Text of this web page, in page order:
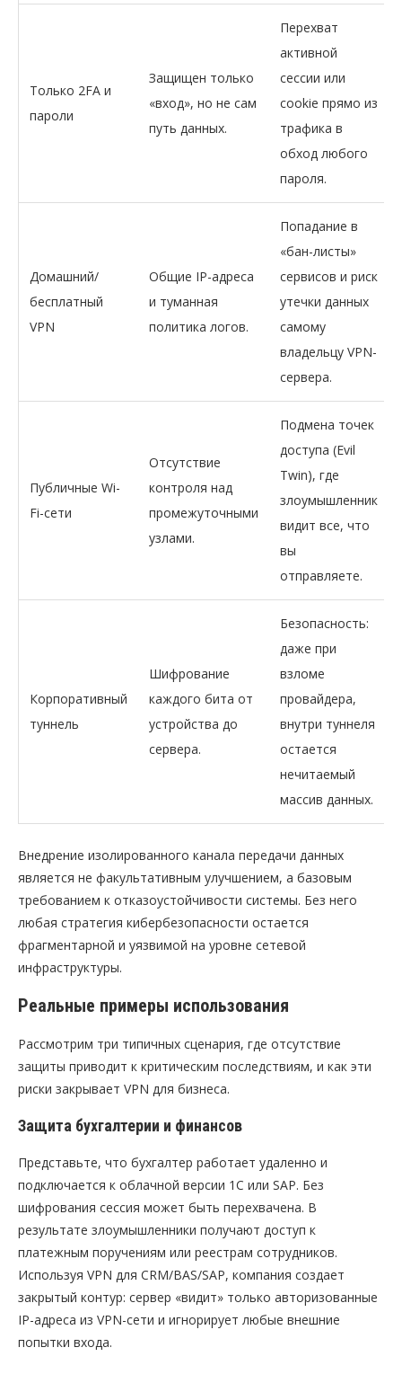
Только 2FA и
пароли
Защищен только
«вход», но не сам
путь данных.
Перехват
активной
сессии или
cookie прямо из
трафика в
обход любого
пароля.
Домашний/
бесплатный
VPN
Общие IP-адреса
и туманная
политика логов.
Попадание в
«бан-листы»
сервисов и риск
утечки данных
самому
владельцу VPN-
сервера.
Публичные Wi-
Fi-сети
Отсутствие
контроля над
промежуточными
узлами.
Подмена точек
доступа (Evil
Twin), где
злоумышленник
видит все, что
вы
отправляете.
Корпоративный
туннель
Шифрование
каждого бита от
устройства до
сервера.
Безопасность:
даже при
взломе
провайдера,
внутри туннеля
остается
нечитаемый
массив данных.
Внедрение изолированного канала передачи данных
является не факультативным улучшением, а базовым
требованием к отказоустойчивости системы. Без него
любая стратегия кибербезопасности остается
фрагментарной и уязвимой на уровне сетевой
инфраструктуры.
Реальные примеры использования
Рассмотрим три типичных сценария, где отсутствие
защиты приводит к критическим последствиям, и как эти
риски закрывает VPN для бизнеса.
Защита бухгалтерии и финансов
Представьте, что бухгалтер работает удаленно и
подключается к облачной версии 1С или SAP. Без
шифрования сессия может быть перехвачена. В
результате злоумышленники получают доступ к
платежным поручениям или реестрам сотрудников.
Используя VPN для CRM/BAS/SAP, компания создает
закрытый контур: сервер «видит» только авторизованные
IP-адреса из VPN-сети и игнорирует любые внешние
попытки входа.